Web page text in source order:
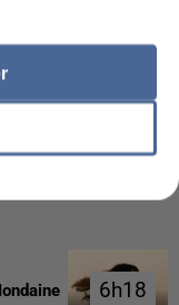
PAR UNE
6h18
6h18